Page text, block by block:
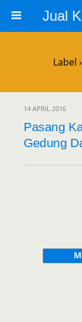
Label
14 APRIL 2016
Pasang
Gedung